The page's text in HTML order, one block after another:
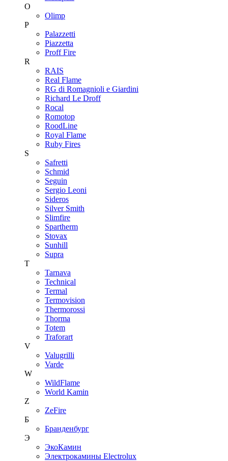
O
Olimp
P
Palazzetti
Piazzetta
Proff Fire
R
RAIS
Real Flame
RG di Romagnioli e Giardini
Richard Le Droff
Rocal
Romotop
RoodLine
Royal Flame
Ruby Fires
S
Safretti
Schmid
Seguin
Sergio Leoni
Sideros
Silver Smith
Slimfire
Spartherm
Stovax
Sunhill
Supra
T
Tarnava
Technical
Termal
Termovision
Thermorossi
Thorma
Totem
Traforart
V
Valugrilli
Varde
W
WildFlame
World Kamin
Z
ZeFire
Б
Бранденбург
Э
ЭкоКамин
Электрокамины Electrolux